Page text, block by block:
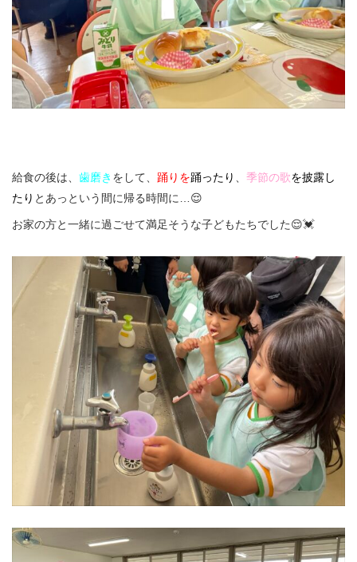
給食の後は、 歯磨き をして、 踊りを踊ったり 季節の歌を披露し
たり とあっという間に帰る時間に…😌
お家の方と一緒に過ごせて満足そうな子どもたちでした😌💓